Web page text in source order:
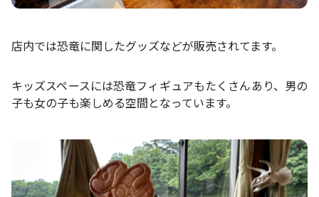
店内では恐竜に関したグッズなどが販売されてます。
キッズスペースには恐竜フィギュアもたくさんあり、男の
子も女の子も楽しめる空間となっています。